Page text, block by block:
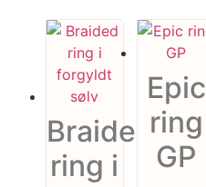
Braided
ring i
Epic
ring
GP